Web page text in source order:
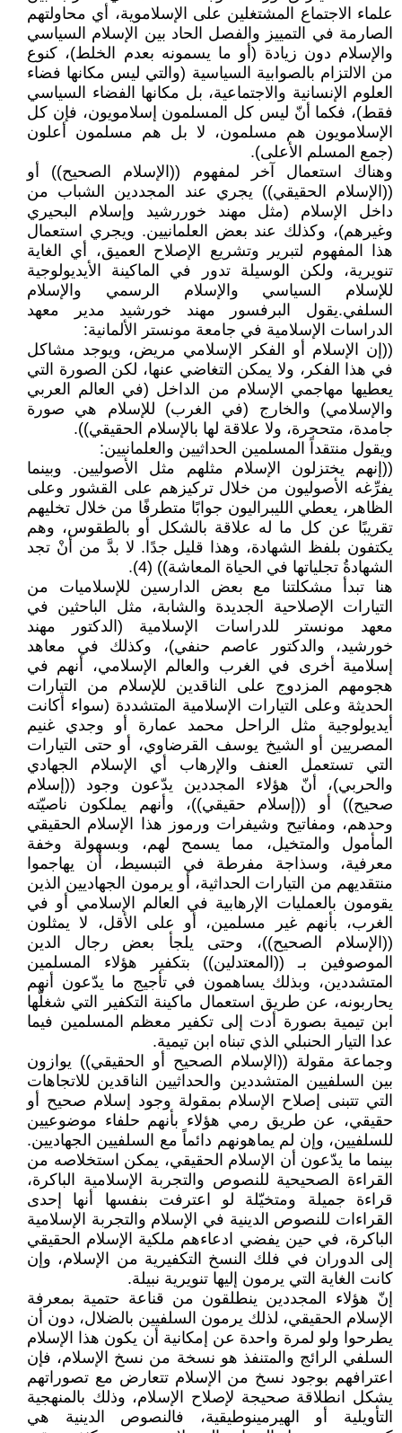
علماء الاجتماع المشتغلين على الإسلاموية، أي محاولتهم
الصارمة في التمييز والفصل الحاد بين الإسلام السياسي
والإسلام دون زيادة (أو ما يسمونه بعدم الخلط)، كنوع
من الالتزام بالصوابية السياسية (والتي ليس مكانها فضاء
العلوم الإنسانية والاجتماعية، بل مكانها الفضاء السياسي
فقط)، فكما أنّ ليس كل المسلمون إسلامويون، فإن كل
الإسلامويون هم مسلمون، لا بل هم مسلمون أعلون
(جمع المسلم الأعلى).
وهناك استعمال آخر لمفهوم ((الإسلام الصحيح)) أو
((الإسلام الحقيقي)) يجري عند المجددين الشباب من
داخل الإسلام (مثل مهند خوررشيد وإسلام البحيري
وغيرهم)، وكذلك عند بعض العلمانيين. ويجري استعمال
هذا المفهوم لتبرير وتشريع الإصلاح العميق، أي الغاية
تنويرية، ولكن الوسيلة تدور في الماكينة الأيديولوجية
للإسلام السياسي والإسلام الرسمي والإسلام
السلفي.يقول البرفسور مهند خورشيد مدير معهد
الدراسات الإسلامية في جامعة مونستر الألمانية:
((إن الإسلام أو الفكر الإسلامي مريض، ويوجد مشاكل
في هذا الفكر، ولا يمكن التغاضي عنها، لكن الصورة التي
يعطيها مهاجمي الإسلام من الداخل (في العالم العربي
والإسلامي) والخارج (في الغرب) للإسلام هي صورة
جامدة، متحجرة، ولا علاقة لها بالإسلام الحقيقي)).
ويقول منتقداً المسلمين الحداثيين والعلمانيين:
((إنهم يختزلون الإسلام مثلهم مثل الأصوليين. وبينما
يفرِّغه الأصوليون من خلال تركيزهم على القشور وعلى
الظاهر، يعطي الليبراليون جوابًا متطرفًا من خلال تخليهم
تقريبًا عن كل ما له علاقة بالشكل أو بالطقوس، وهم
يكتفون بلفظ الشهادة، وهذا قليل جدًا. لا بدَّ من أنْ تجد
الشهادةُ تجلياتها في الحياة المعاشة)) (4).
هنا تبدأ مشكلتنا مع بعض الدارسين للإسلاميات من
التيارات الإصلاحية الجديدة والشابة، مثل الباحثين في
معهد مونستر للدراسات الإسلامية (الدكتور مهند
خورشيد، والدكتور عاصم حنفي)، وكذلك في معاهد
إسلامية أخرى في الغرب والعالم الإسلامي، أنهم في
هجومهم المزدوج على الناقدين للإسلام من التيارات
الحديثة وعلى التيارات الإسلامية المتشددة (سواء أكانت
أيديولوجية مثل الراحل محمد عمارة أو وجدي غنيم
المصريين أو الشيخ يوسف القرضاوي، أو حتى التيارات
التي تستعمل العنف والإرهاب أي الإسلام الجهادي
والحربي)، أنّ هؤلاء المجددين يدّعون وجود ((إسلام
صحيح)) أو ((إسلام حقيقي))، وأنهم يملكون ناصيّته
وحدهم، ومفاتيح وشيفرات ورموز هذا الإسلام الحقيقي
المأمول والمتخيل، مما يسمح لهم، وبسهولة وخفة
معرفية، وسذاجة مفرطة في التبسيط، أن يهاجموا
منتقديهم من التيارات الحداثية، أو يرمون الجهاديين الذين
يقومون بالعمليات الإرهابية في العالم الإسلامي أو في
الغرب، بأنهم غير مسلمين، أو على الأقل، لا يمثلون
((الإسلام الصحيح))، وحتى يلجأ بعض رجال الدين
الموصوفين بـ ((المعتدلين)) بتكفير هؤلاء المسلمين
المتشددين، وبذلك يساهمون في تأجيج ما يدّعون أنهم
يحاربونه، عن طريق استعمال ماكينة التكفير التي شغلّها
ابن تيمية بصورة أدت إلى تكفير معظم المسلمين فيما
عدا التيار الحنبلي الذي تبناه ابن تيمية.
وجماعة مقولة ((الإسلام الصحيح أو الحقيقي)) يوازون
بين السلفيين المتشددين والحداثيين الناقدين للاتجاهات
التي تتبنى إصلاح الإسلام بمقولة وجود إسلام صحيح أو
حقيقي، عن طريق رمي هؤلاء بأنهم حلفاء موضوعيين
للسلفيين، وإن لم يماهونهم دائماً مع السلفيين الجهاديين.
بينما ما يدّعون أن الإسلام الحقيقي، يمكن استخلاصه من
القراءة الصحيحية للنصوص والتجربة الإسلامية الباكرة،
قراءة جميلة ومتخيّلة لو اعترفت بنفسها أنها إحدى
القراءات للنصوص الدينية في الإسلام والتجربة الإسلامية
الباكرة، في حين يفضي ادعاءهم ملكية الإسلام الحقيقي
إلى الدوران في فلك النسخ التكفيرية من الإسلام، وإن
كانت الغاية التي يرمون إليها تنويرية نبيلة.
إنّ هؤلاء المجددين ينطلقون من قناعة حتمية بمعرفة
الإسلام الحقيقي، لذلك يرمون السلفيين بالضلال، دون أن
يطرحوا ولو لمرة واحدة عن إمكانية أن يكون هذا الإسلام
السلفي الرائج والمتنفذ هو نسخة من نسخ الإسلام، فإن
اعترافهم بوجود نسخ من الإسلام تتعارض مع تصوراتهم
يشكل انطلاقة صحيجة لإصلاح الإسلام، وذلك بالمنهجية
التأويلية أو الهيرمينوطيقية، فالنصوص الدينية هي